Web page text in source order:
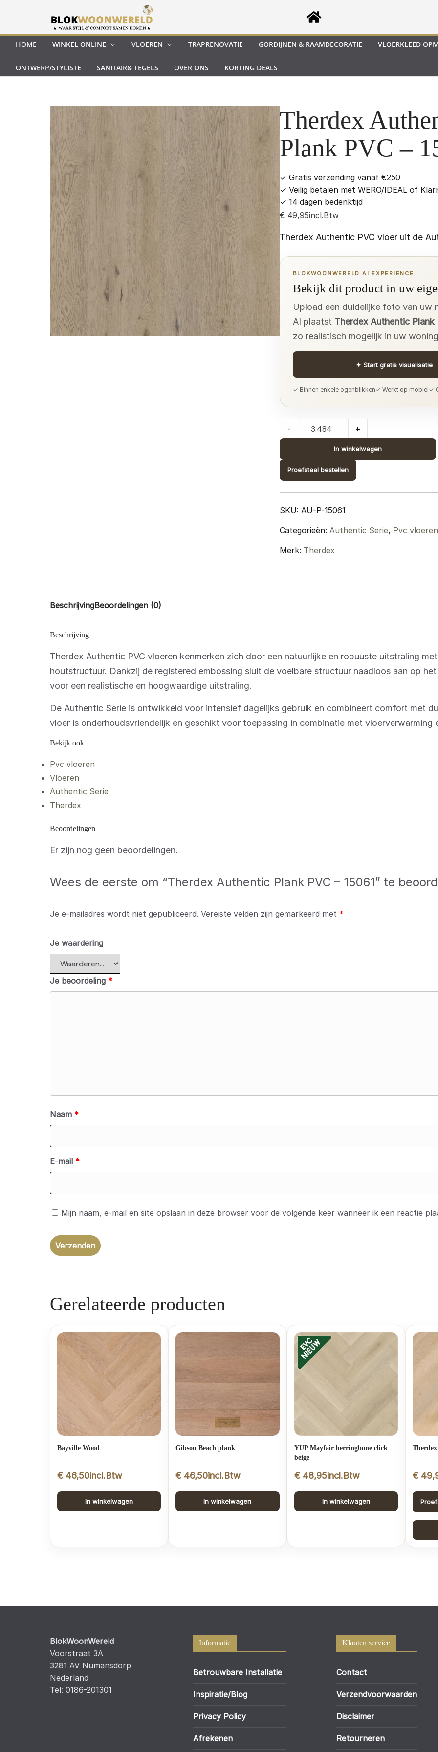
inhoudHOME WINKEL ONLINE VLOEREN TRAPRENOVATIE GORDIJNEN & RAAMDECORATIE VLOERKLEED
ONTWERP/STYLISTE SANITAIR& TEGELS OVER ONS KORTING DEALS
Therdex
Plank PVC –
✓ Gratis verzending vanaf €250
✓ Veilig betalen met WERO/IDEAL of
✓ 14 dagen bedenktijd
€ 49,95incl.Btw
Therdex Authentic PVC vloer uit de
BLOKWOONWERELD AI EXPERIENCE
Bekijk dit product in uw
Upload een duidelijke foto van uw
AI plaatst Therdex Authentic Plank
zo realistisch mogelijk in uw
✦ Start gratis visualisatie
✓ Binnen enkele ogenblikken✓ Werkt op mobiel✓
Authentic
PVC
- +
In winkelwagen
Proefstaal bestellen
SKU: AU-P-15061
Categorieën: Authentic Serie, Pvc vloeren
Merk: Therdex
BeschrijvingBeoordelingen (0)
Beschrijving
Therdex Authentic PVC vloeren kenmerken zich door een natuurlijke en robuuste uitstraling
houtstructuur. Dankzij de registered embossing sluit de voelbare structuur naadloos aan op
voor een realistische en hoogwaardige uitstraling.
De Authentic Serie is ontwikkeld voor intensief dagelijks gebruik en combineert comfort met
vloer is onderhoudsvriendelijk en geschikt voor toepassing in combinatie met vloerverwarming
Bekijk ook
Pvc vloeren
Vloeren
Authentic Serie
Therdex
Beoordelingen
Er zijn nog geen beoordelingen.
Wees de eerste om “Therdex Authentic Plank PVC – 15061” te
Je e-mailadres wordt niet gepubliceerd. Vereiste velden zijn gemarkeerd met *
Je waardering
Je beoordeling *
Naam *
E-mail *
Mijn naam, e-mail en site opslaan in deze browser voor de volgende keer wanneer ik een reactie
Gerelateerde producten
Bayville Wood
€ 46,50incl.Btw
In winkelwagen
Gibson Beach plank
€ 46,50incl.Btw
In winkelwagen
YUP Mayfair herringbone click
beige
€48,95incl.Btw
In winkelwagen
€
BlokWoonWereld
Voorstraat 3A
3281 AV Numansdorp
Nederland
Tel: 0186-201301
Informatie
Betrouwbare Installatie
Inspiratie/Blog
Privacy Policy
Afrekenen
Klanten service
Contact
Verzendvoorwaarden
Disclaimer
Retourneren